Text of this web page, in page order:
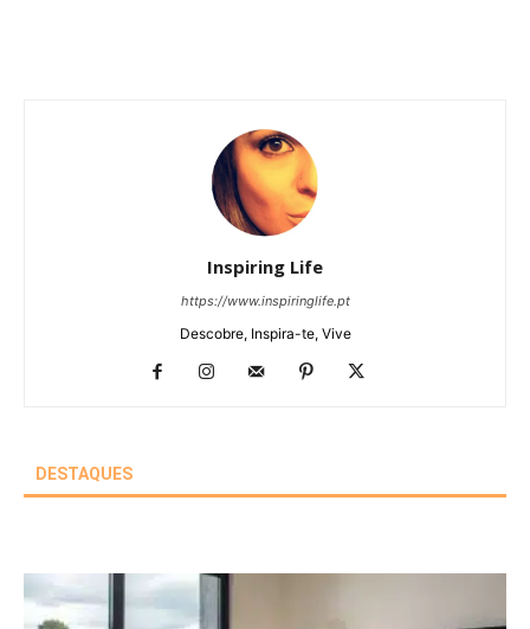
Inspiring Life
https://www.inspiringlife.pt
Descobre, Inspira-te, Vive
DESTAQUES